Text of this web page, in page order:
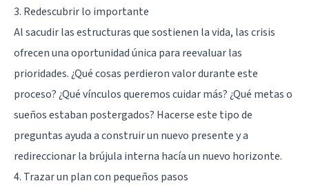
3. Redescubrir lo importante
Al sacudir las estructuras que sostienen la vida, las crisis
ofrecen una oportunidad única para reevaluar las
prioridades. ¿Qué cosas perdieron valor durante este
proceso? ¿Qué vínculos queremos cuidar más? ¿Qué metas o
sueños estaban postergados? Hacerse este tipo de
preguntas ayuda a construir un nuevo presente y a
redireccionar la brújula interna hacía un nuevo horizonte.
4. Trazar un plan con pequeños pasos